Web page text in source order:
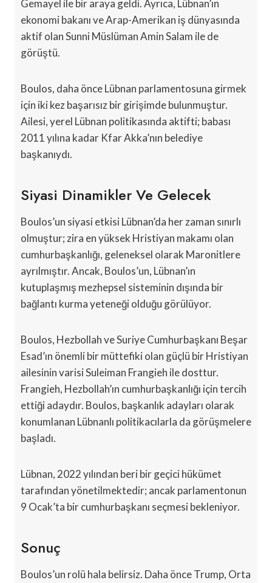
Gemayel ile bir araya geldi. Ayrıca, Lübnan’ın
ekonomi bakanı ve Arap-Amerikan iş dünyasında
aktif olan Sunni Müslüman Amin Salam ile de
görüştü.
Boulos, daha önce Lübnan parlamentosuna girmek
için iki kez başarısız bir girişimde bulunmuştur.
Ailesi, yerel Lübnan politikasında aktifti; babası
2011 yılına kadar Kfar Akka’nın belediye
başkanıydı.
Siyasi Dinamikler Ve Gelecek
Boulos’un siyasi etkisi Lübnan’da her zaman sınırlı
olmuştur; zira en yüksek Hristiyan makamı olan
cumhurbaşkanlığı, geleneksel olarak Maronitlere
ayrılmıştır. Ancak, Boulos’un, Lübnan’ın
kutuplaşmış mezhepsel sisteminin dışında bir
bağlantı kurma yeteneği olduğu görülüyor.
Boulos, Hezbollah ve Suriye Cumhurbaşkanı Beşar
Esad’ın önemli bir müttefiki olan güçlü bir Hristiyan
ailesinin varisi Suleiman Frangieh ile dosttur.
Frangieh, Hezbollah’ın cumhurbaşkanlığı için tercih
ettiği adaydır. Boulos, başkanlık adayları olarak
konumlanan Lübnanlı politikacılarla da görüşmelere
başladı.
Lübnan, 2022 yılından beri bir geçici hükümet
tarafından yönetilmektedir; ancak parlamentonun
9 Ocak’ta bir cumhurbaşkanı seçmesi bekleniyor.
Sonuç
Boulos’un rolü hala belirsiz. Daha önce Trump, Orta